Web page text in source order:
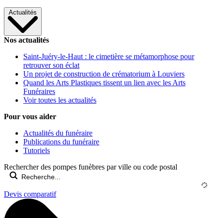
Actualités
Nos actualités
Saint-Juéry-le-Haut : le cimetière se métamorphose pour
retrouver son éclat
Un projet de construction de crématorium à Louviers
Quand les Arts Plastiques tissent un lien avec les Arts
Funéraires
Voir toutes les actualités
Pour vous aider
Actualités du funéraire
Publications du funéraire
Tutoriels
Rechercher des pompes funèbres par ville ou code postal
Devis comparatif